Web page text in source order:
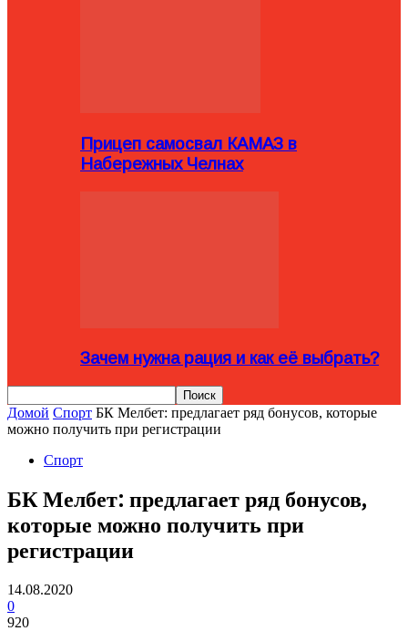
Прицеп самосвал КАМАЗ в
Набережных Челнах
Зачем нужна рация и как её выбрать?
Домой Спорт БК Мелбет: предлагает ряд бонусов, которые
можно получить при регистрации
Спорт
БК Мелбет: предлагает ряд бонусов,
которые можно получить при
регистрации
14.08.2020
0
920